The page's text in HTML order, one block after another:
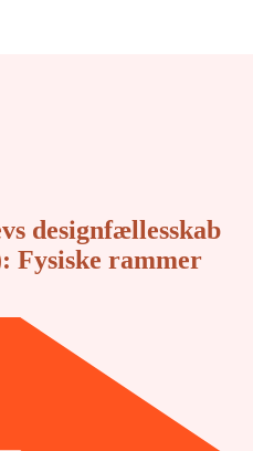
designfællesskab
Fysiske rammer